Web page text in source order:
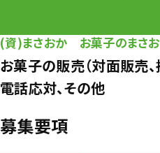
(資)まさおか お菓子のまさ
お菓子の販売（対面販売、
電話応対、その他
募集要項